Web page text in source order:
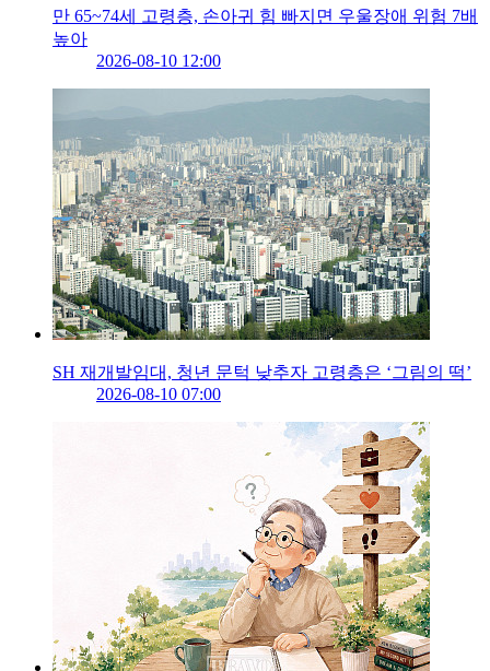
만 65~74세 고령층, 손아귀 힘 빠지면 우울장애 위험 7배
높아
2026-08-10 12:00
SH 재개발임대, 청년 문턱 낮추자 고령층은 ‘그림의 떡’
2026-08-10 07:00